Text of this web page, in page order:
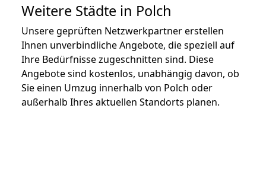
Weitere Städte in Polch
Unsere geprüften Netzwerkpartner erstellen
Ihnen unverbindliche Angebote, die speziell auf
Ihre Bedürfnisse zugeschnitten sind. Diese
Angebote sind kostenlos, unabhängig davon, ob
Sie einen Umzug innerhalb von Polch oder
außerhalb Ihres aktuellen Standorts planen.